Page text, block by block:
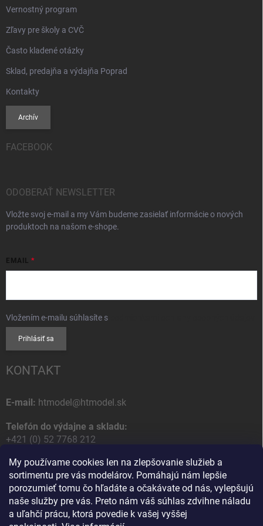
My používame cookies len na zlepšovanie služieb a
sortimentu pre vás modelárov. Pomáhajú nám lepšie
porozumieť tomu čo hľadáte a očakávate od nás, vylepšujú
naše služby pre vás. Preto nám váš súhlas zdvihne náladu
a uľahčí prácu, ktorá povedie k vašej vyššej
Vernostný program
Zľavy pre školy a CVČ
Často kladené otázky
Sklad, predajňa a výdajňa Poprad
Kontakty
Archív
FACEBOOK
ODOBERAŤ NEWSLETTER
Vložte svoj e-mail a my Vám budeme zasielať informácie o nových
produktoch na našom e-shope.
EMAIL
Vložením e-mailu súhlasíte s
Prihlásiť sa
KONTAKT
E-mail: htmodel@htmodel.sk
Telefón do výdajne a skladu:
+421 (0) 52 7768 212
Poštová / Odberná adresa:
HT model
Na letisko 49
058 01 Poprad
Slovenská Republika